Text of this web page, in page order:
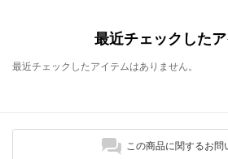
最近チェックした
最近チェックしたアイテムはありません。
この商品に関するお問